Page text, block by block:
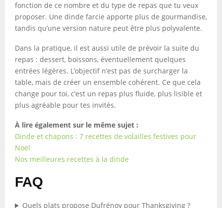
fonction de ce nombre et du type de repas que tu veux
proposer. Une dinde farcie apporte plus de gourmandise,
tandis qu’une version nature peut être plus polyvalente.
Dans la pratique, il est aussi utile de prévoir la suite du
repas : dessert, boissons, éventuellement quelques
entrées légères. L’objectif n’est pas de surcharger la
table, mais de créer un ensemble cohérent. Ce que cela
change pour toi, c’est un repas plus fluide, plus lisible et
plus agréable pour tes invités.
À lire également sur le même sujet :
Dinde et chapons : 7 recettes de volailles festives pour
Noël
Nos meilleures recettes à la dinde
FAQ
Quels plats propose Dufrénoy pour Thanksgiving ?